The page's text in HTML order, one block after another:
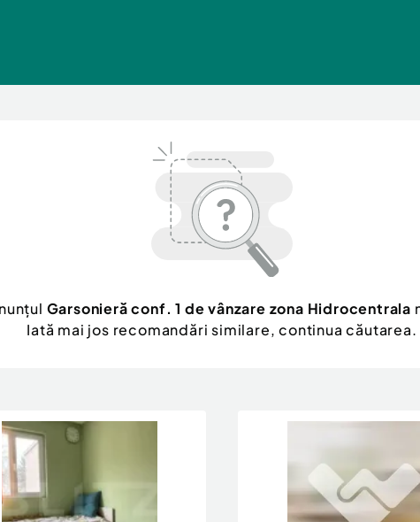
Garsonieră conf. 1 de vânzare zona Hidrocentrala
Iată mai jos recomandări similare, continua căutarea.